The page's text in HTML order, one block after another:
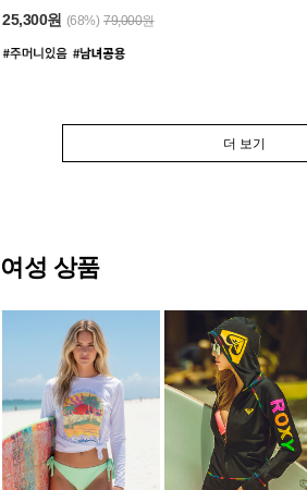
25,300원 (68%) 79,000원
더 보기
여성 상품